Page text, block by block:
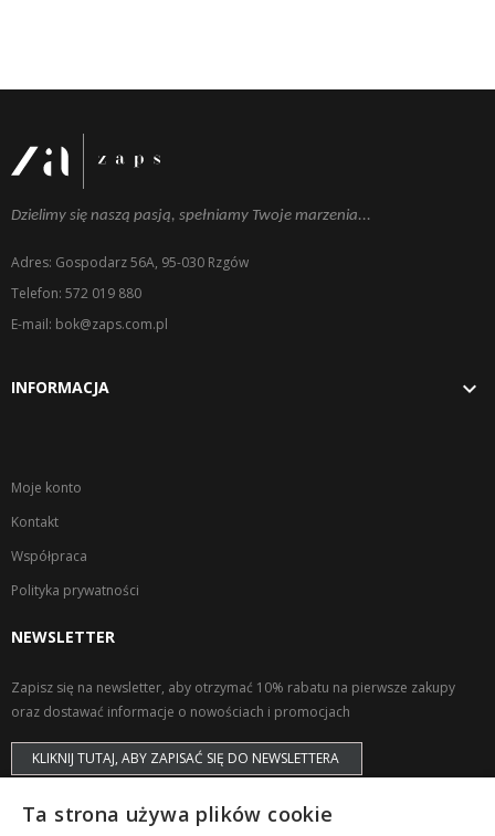
Dzielimy się naszą pasją, spełniamy Twoje marzenia...
Adres: Gospodarz 56A, 95-030 Rzgów
Telefon: 572 019 880
E-mail: bok@zaps.com.pl
INFORMACJA 
Moje konto
Kontakt
Współpraca
Polityka prywatności
NEWSLETTER
Zapisz się na newsletter, aby otrzymać 10% rabatu na pierwsze zakupy
oraz dostawać informacje o nowościach i promocjach
KLIKNIJ TUTAJ, ABY ZAPISAĆ SIĘ DO NEWSLETTERA
Ta strona używa plików cookie